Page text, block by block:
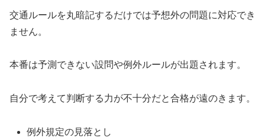
交通ルールを丸暗記するだけでは予想外の問題に対応でき
ません。
本番は予測できない設問や例外ルールが出題されます。
自分で考えて判断する力が不十分だと合格が遠のきます。
例外規定の見落とし